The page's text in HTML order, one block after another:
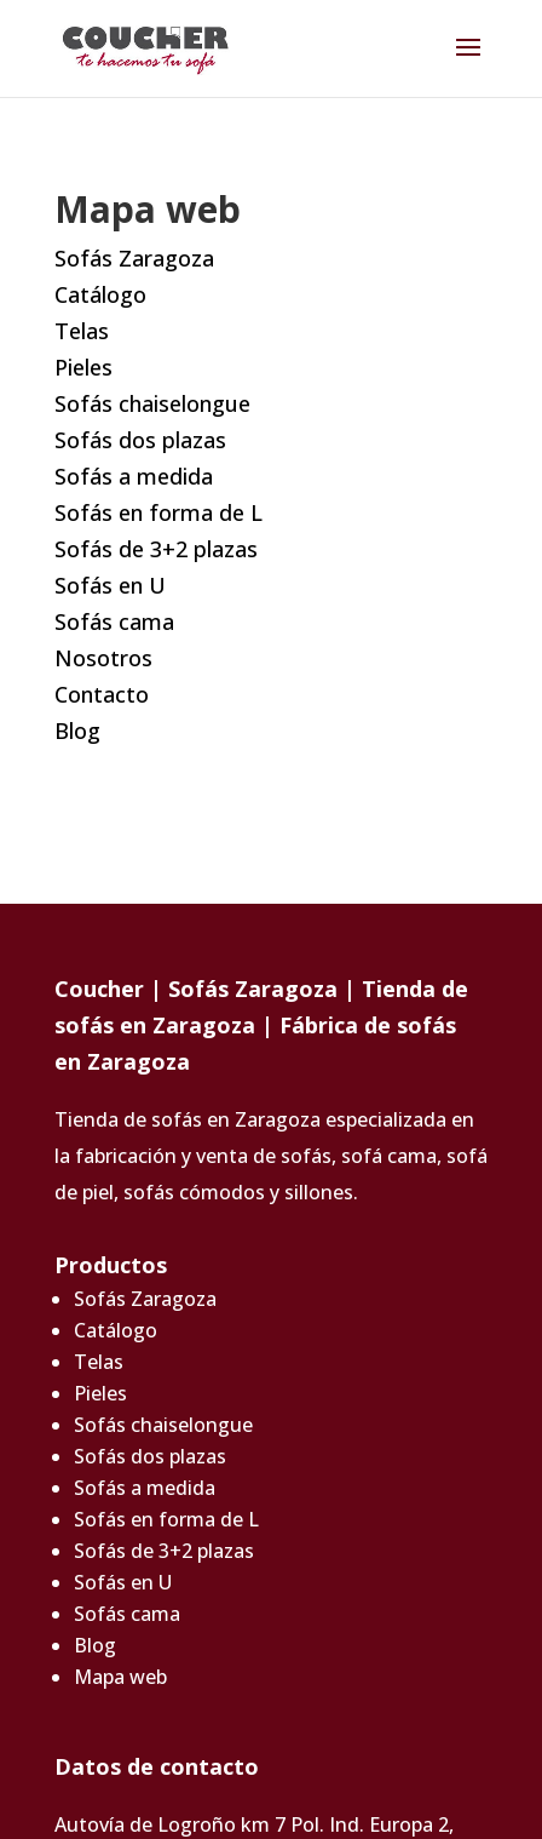
Mapa web
Sofás Zaragoza
Catálogo
Telas
Pieles
Sofás chaiselongue
Sofás dos plazas
Sofás a medida
Sofás en forma de L
Sofás de 3+2 plazas
Sofás en U
Sofás cama
Nosotros
Contacto
Blog
Coucher | Sofás Zaragoza | Tienda de
sofás en Zaragoza | Fábrica de sofás
en Zaragoza
Tienda de sofás en Zaragoza especializada en
la fabricación y venta de sofás, sofá cama, sofá
de piel, sofás cómodos y sillones.
Productos
Sofás Zaragoza
Catálogo
Telas
Pieles
Sofás chaiselongue
Sofás dos plazas
Sofás a medida
Sofás en forma de L
Sofás de 3+2 plazas
Sofás en U
Sofás cama
Blog
Mapa web
Datos de contacto
Autovía de Logroño km 7 Pol. Ind. Europa 2,